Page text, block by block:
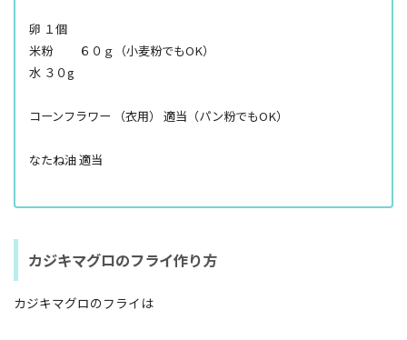
卵 １個
米粉 ６０ｇ（小麦粉でもOK）
水 ３０g
コーンフラワー （衣用） 適当（パン粉でもOK）
なたね油 適当
カジキマグロのフライ作り方
カジキマグロのフライは